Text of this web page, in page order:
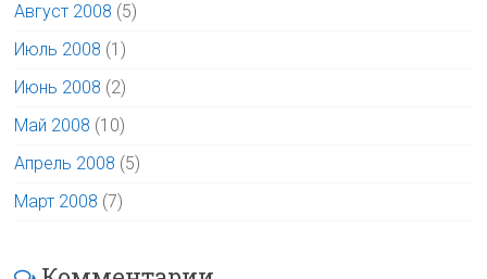
Август 2008 (5)
Июль 2008 (1)
Июнь 2008 (2)
Май 2008 (10)
Апрель 2008 (5)
Март 2008 (7)